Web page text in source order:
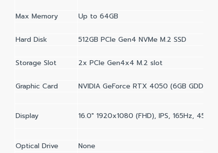
Max Memory Up to 64GB
Hard Disk 512GB PCIe Gen4 NVMe M.2 SSD
Storage Slot 2x PCIe Gen4x4 M.2 slot
Graphic Card NVIDIA GeForce RTX 4050 (6GB GDDR6)
Display 16.0" 1920x1080 (FHD), IPS, 165Hz, 45%
Optical Drive None